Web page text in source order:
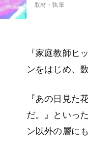
取材・執筆
『家庭教師ヒ
ンをはじめ、
『あの日見た
だ。』といっ
ン以外の層に